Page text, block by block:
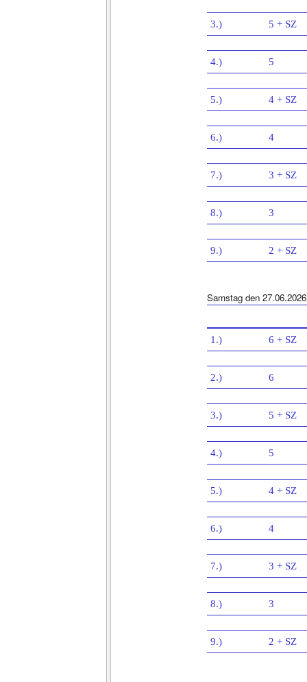
3.) 5 + SZ
4.) 5
5.) 4 + SZ
6.) 4
7.) 3 + SZ
8.) 3
9.) 2 + SZ
Samstag den 27.06.2026
1.) 6 + SZ
2.) 6
3.) 5 + SZ
4.) 5
5.) 4 + SZ
6.) 4
7.) 3 + SZ
8.) 3
9.) 2 + SZ